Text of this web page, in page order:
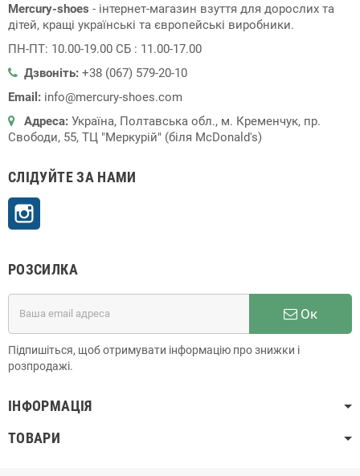
Mercury-shoes - інтернет-магазин взуття для дорослих та
дітей, кращі українські та європейські виробники.
ПН-ПТ: 10.00-19.00 СБ : 11.00-17.00
Дзвоніть: +38 (067) 579-20-10
Email: info@mercury-shoes.com
Адреса: Україна, Полтавська обл., м. Кременчук, пр.
Свободи, 55, ТЦ "Меркурій" (біля McDonald's)
СЛІДУЙТЕ ЗА НАМИ
РОЗСИЛКА
Ок
Підпишіться, щоб отримувати інформацію про знижки і
розпродажі.
ІНФОРМАЦІЯ
ТОВАРИ